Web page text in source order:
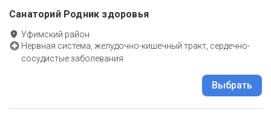
Санаторий Родник здоровья
Уфимский район
Нервная система, желудочно-кишечный тракт, сердечно-
сосудистые заболевания
Выбрать